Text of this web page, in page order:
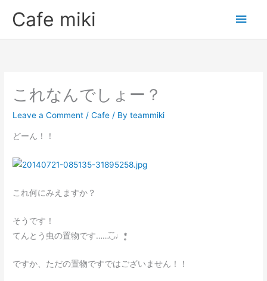
Cafe miki
Main
これなんでしょー？
Leave a Comment /Cafe / Byteammiki
どーん！！
これ何にみえますか？
そうです！
てんとう虫の置物です……◟̆◞̆♩*̣̥
ですか、ただの置物ですではございません！！